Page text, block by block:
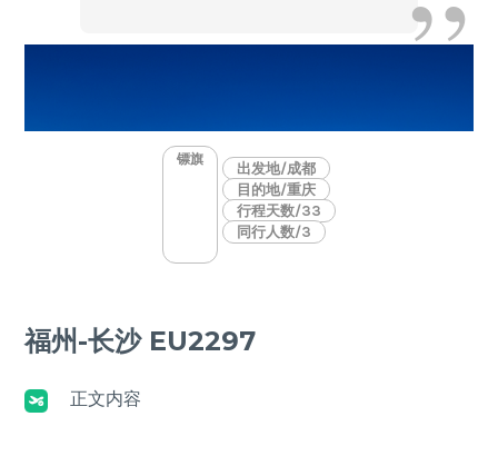
镖旗
出发地/成都
目的地/重庆
行程天数/33
同行人数/3
福州-长沙 EU2297
正文内容